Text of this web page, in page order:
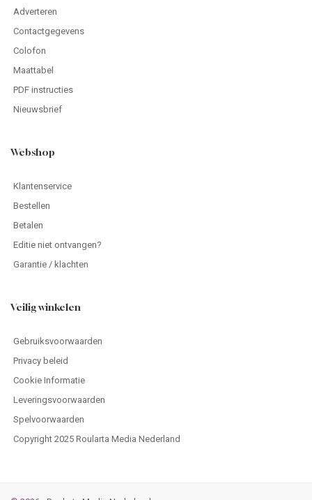
Adverteren
Contactgegevens
Colofon
Maattabel
PDF instructies
Nieuwsbrief
Webshop
Klantenservice
Bestellen
Betalen
Editie niet ontvangen?
Garantie / klachten
Veilig winkelen
Gebruiksvoorwaarden
Privacy beleid
Cookie Informatie
Leveringsvoorwaarden
Spelvoorwaarden
Copyright 2025 Roularta Media Nederland